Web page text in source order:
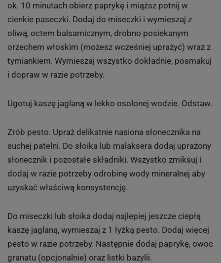
ok. 10 minutach obierz paprykę i miąższ potnij w
cienkie paseczki. Dodaj do miseczki i wymieszaj z
oliwą, octem balsamicznym, drobno posiekanym
orzechem włoskim (możesz wcześniej uprażyć) wraz z
tymiankiem. Wymieszaj wszystko dokładnie, posmakuj
i dopraw w razie potrzeby.
Ugotuj kaszę jaglaną w lekko osolonej wodzie. Odstaw.
Zrób pesto. Upraż delikatnie nasiona słonecznika na
suchej patelni. Do słoika lub malaksera dodaj uprażony
słonecznik i pozostałe składniki. Wszystko zmiksuj i
dodaj w razie potrzeby odrobinę wody mineralnej aby
uzyskać właściwą konsystencję.
Do miseczki lub słoika dodaj najlepiej jeszcze ciepłą
kaszę jaglaną, wymieszaj z 1 łyżką pesto. Dodaj więcej
pesto w razie potrzeby. Następnie dodaj paprykę, owoc
granatu (opcjonalnie) oraz listki bazylii.